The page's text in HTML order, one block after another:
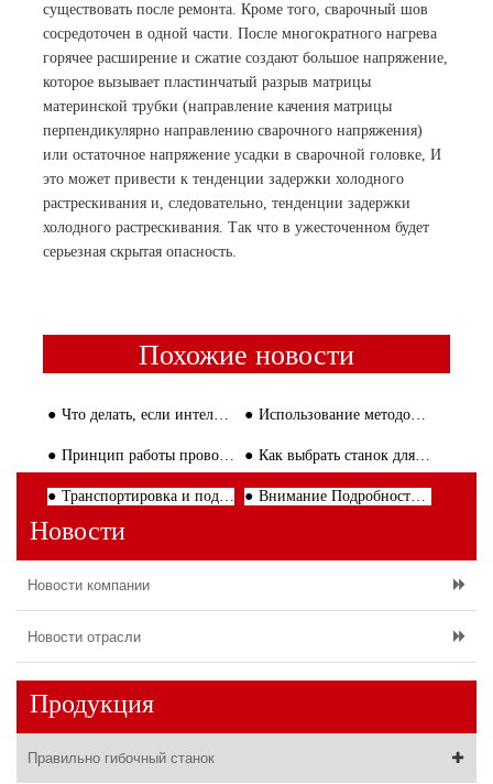
существовать после ремонта. Кроме того, сварочный шов
сосредоточен в одной части. После многократного нагрева
горячее расширение и сжатие создают большое напряжение,
которое вызывает пластинчатый разрыв матрицы
материнской трубки (направление качения матрицы
перпендикулярно направлению сварочного напряжения)
или остаточное напряжение усадки в сварочной головке, И
это может привести к тенденции задержки холодного
растрескивания и, следовательно, тенденции задержки
холодного растрескивания. Так что в ужесточенном будет
серьезная скрытая опасность.
Похожие новости
Что делать, если интеллектуальная машина для правки арматуры выходит из строя? Использование методов сварочной линии из проволочной сетки
Принцип работы проволоки правки и резки машины Как выбрать станок для гибки арматуры?
Транспортировка и подъем клетки сварочный аппарат Внимание Подробности в процессе стального стержня
Новости
Новости компании
Новости отрасли
Продукция
Правильно гибочный станок